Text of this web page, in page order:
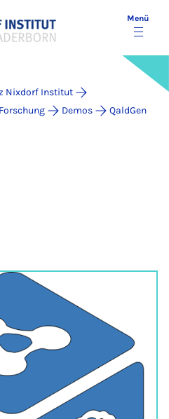
Menü
Nixdorf Institut
Forschung Demos QaldGen